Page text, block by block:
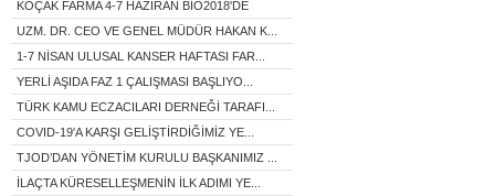
KOÇAK FARMA 4-7 HAZİRAN BIO2018'DE
UZM. DR. CEO VE GENEL MÜDÜR HAKAN K...
1-7 NİSAN ULUSAL KANSER HAFTASI FAR...
YERLİ AŞIDA FAZ 1 ÇALIŞMASI BAŞLIYO...
TÜRK KAMU ECZACILARI DERNEĞİ TARAFI...
COVID-19'A KARŞI GELİŞTİRDİĞİMİZ YE...
TJOD’DAN YÖNETİM KURULU BAŞKANIMIZ ...
İLAÇTA KÜRESELLEŞMENİN İLK ADIMI YE...